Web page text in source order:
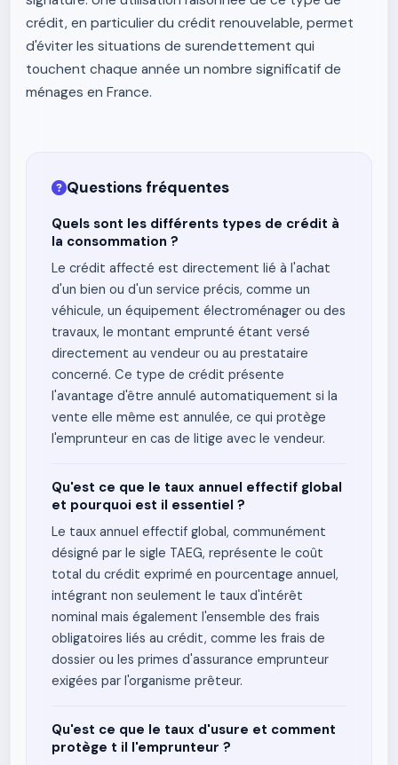
crédit, en particulier du crédit renouvelable, permet
d'éviter les situations de surendettement qui
touchent chaque année un nombre significatif de
ménages en France.
Questions fréquentes
Quels sont les différents types de crédit à
la consommation ?
Le crédit affecté est directement lié à l'achat
d'un bien ou d'un service précis, comme un
véhicule, un équipement électroménager ou des
travaux, le montant emprunté étant versé
directement au vendeur ou au prestataire
concerné. Ce type de crédit présente
l'avantage d'être annulé automatiquement si la
vente elle même est annulée, ce qui protège
l'emprunteur en cas de litige avec le vendeur.
Qu'est ce que le taux annuel effectif global
et pourquoi est il essentiel ?
Le taux annuel effectif global, communément
désigné par le sigle TAEG, représente le coût
total du crédit exprimé en pourcentage annuel,
intégrant non seulement le taux d'intérêt
nominal mais également l'ensemble des frais
obligatoires liés au crédit, comme les frais de
dossier ou les primes d'assurance emprunteur
exigées par l'organisme prêteur.
Qu'est ce que le taux d'usure et comment
protège t il l'emprunteur ?